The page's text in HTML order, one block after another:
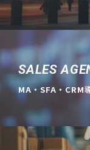
SALES
MA・SFA・CRM